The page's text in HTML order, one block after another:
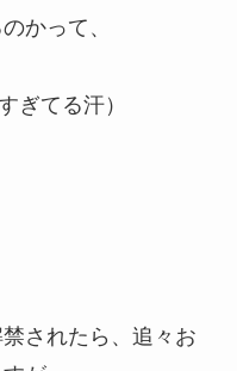
かって、
ぎてる汗）
されたら、追々お